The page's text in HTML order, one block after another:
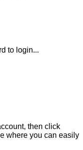
to login...
then click
where you can easily